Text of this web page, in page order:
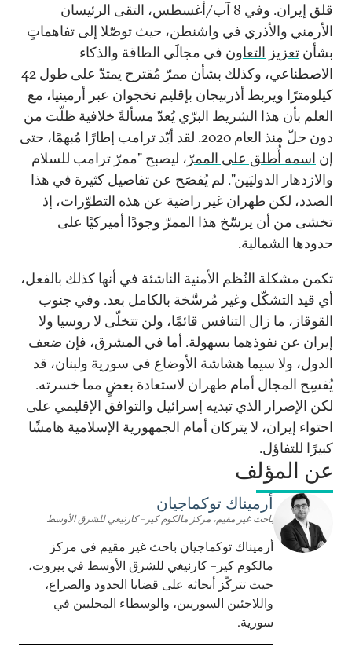
قلق إيران. وفي 8 آب/أغسطس،
التقى الرئيسان
الأرمني والأذري في واشنطن، حيث توصّلا إلى تفاهماتٍ
بشأن تعزيز التعاون في مجالَي الطاقة والذكاء
الاصطناعي، وكذلك بشأن ممرّ مُقترح يمتدّ على طول 42
كيلومترًا ويربط أذربيجان بإقليم نخجوان عبر أرمينيا، مع
العلم بأن هذا الشريط البرّي يُعدّ مسألةً خلافية ظلّت من
دون حلّ منذ العام 2020. لقد أيّد ترامب إطارًا مُبهمًا، حتى
إن اسمه أُطلق على الممرّ، ليصبح "ممرّ ترامب للسلام
والازدهار الدوليَين". لم يُفصَح عن تفاصيل كثيرة في هذا
الصدد، لكن طهران غير راضية عن هذه التطوّرات، إذ
تخشى من أن يرسّخ هذا الممرّ وجودًا أميركيًا على
حدودها الشمالية.
تكمن مشكلة النُظم الأمنية الناشئة في أنها كذلك بالفعل،
أي قيد التشكّل وغير مُرسَّخة بالكامل بعد. وفي جنوب
القوقاز، ما زال التنافس قائمًا، ولن تتخلّى لا روسيا ولا
إيران عن نفوذهما بسهولة. أما في المشرق، فإن ضعف
الدول، ولا سيما هشاشة الأوضاع في سورية ولبنان، قد
يُفسِح المجال أمام طهران لاستعادة بعضٍ مما خسرته.
لكن الإصرار الذي تبديه إسرائيل والتوافق الإقليمي على
احتواء إيران، لا يتركان أمام الجمهورية الإسلامية هامشًا
كبيرًا للتفاؤل.
عن المؤلف
أرميناك توكماجيان
باحث غير مقيم، مركز مالكوم كير– كارنيغي للشرق الأوسط
أرميناك توكماجيان باحث غير مقيم في مركز
مالكوم كير– كارنيغي للشرق الأوسط في بيروت،
حيث تتركّز أبحاثه على قضايا الحدود والصراع،
واللاجئين السوريين، والوسطاء المحليين في
سورية.